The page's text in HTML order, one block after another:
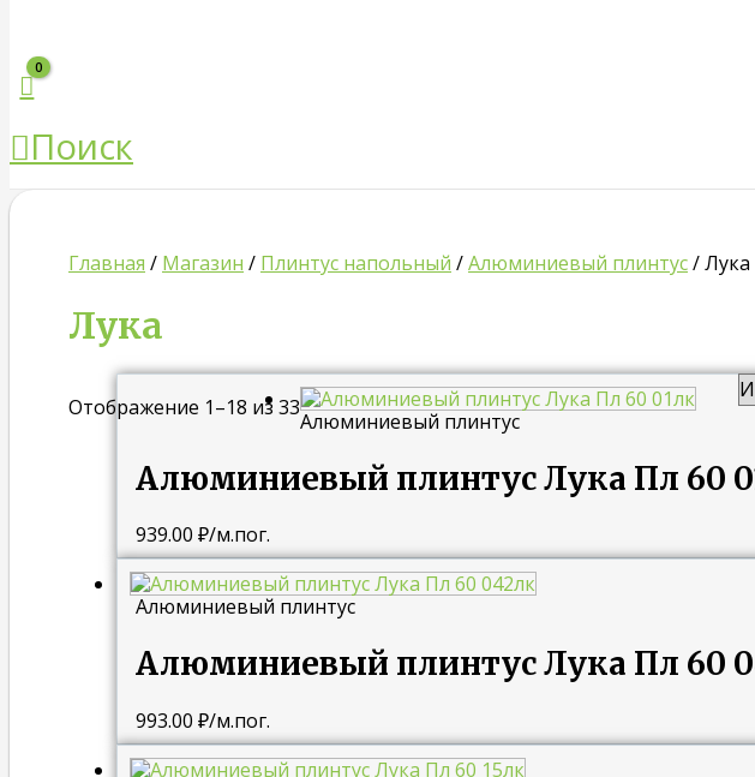
Поиск
Главная / Магазин / Плинтус напольный /Алюминиевый плинтус/ Лука
Лука
Отображение 1–18 из 33
Алюминиевый плинтус
Алюминиевый плинтус Лука Пл 60
939.00 ₽/м.пог.
Алюминиевый плинтус
Алюминиевый плинтус Лука Пл 60
993.00 ₽/м.пог.